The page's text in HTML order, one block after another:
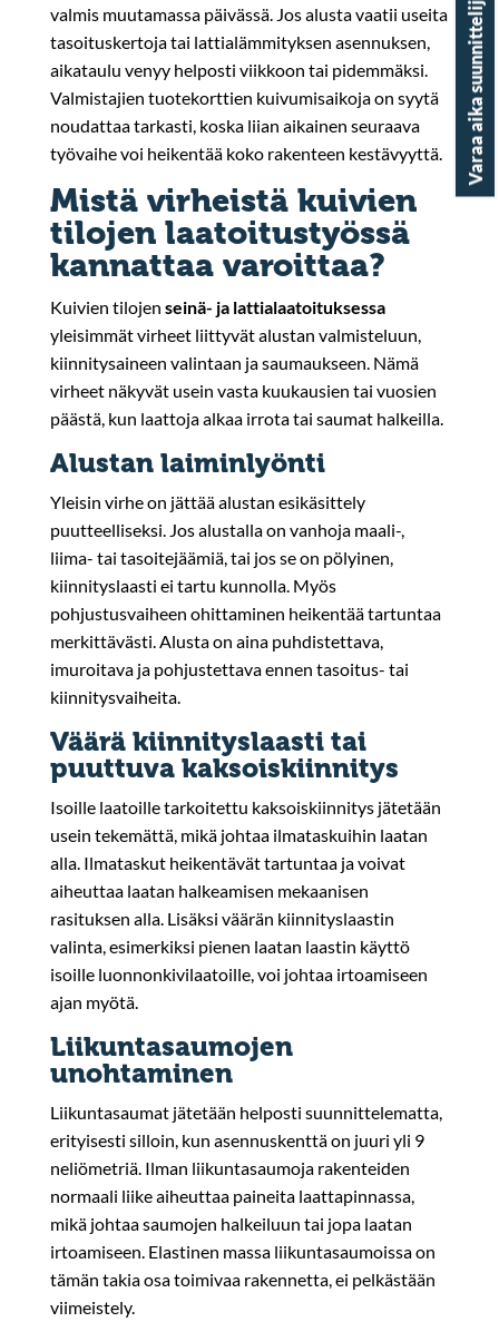
valmis muutamassa päivässä. Jos alusta vaatii useita
tasoituskertoja tai lattialämmityksen asennuksen,
aikataulu venyy helposti viikkoon tai pidemmäksi.
Valmistajien tuotekorttien kuivumisaikoja on syytä
noudattaa tarkasti, koska liian aikainen seuraava
työvaihe voi heikentää koko rakenteen kestävyyttä.
Mistä virheistä kuivien
tilojen laatoitustyössä
kannattaa varoittaa?
Kuivien tilojen seinä- ja lattialaatoituksessa
yleisimmät virheet liittyvät alustan valmisteluun,
kiinnitysaineen valintaan ja saumaukseen. Nämä
virheet näkyvät usein vasta kuukausien tai vuosien
päästä, kun laattoja alkaa irrota tai saumat halkeilla.
Alustan laiminlyönti
Yleisin virhe on jättää alustan esikäsittely
puutteelliseksi. Jos alustalla on vanhoja maali-,
liima- tai tasoitejäämiä, tai jos se on pölyinen,
kiinnityslaasti ei tartu kunnolla. Myös
pohjustusvaiheen ohittaminen heikentää tartuntaa
merkittävästi. Alusta on aina puhdistettava,
imuroitava ja pohjustettava ennen tasoitus- tai
kiinnitysvaiheita.
Väärä kiinnityslaasti tai
puuttuva kaksoiskiinnitys
Isoille laatoille tarkoitettu kaksoiskiinnitys jätetään
usein tekemättä, mikä johtaa ilmataskuihin laatan
alla. Ilmataskut heikentävät tartuntaa ja voivat
aiheuttaa laatan halkeamisen mekaanisen
rasituksen alla. Lisäksi väärän kiinnityslaastin
valinta, esimerkiksi pienen laatan laastin käyttö
isoille luonnonkivilaatoille, voi johtaa irtoamiseen
ajan myötä.
Liikuntasaumojen
unohtaminen
Liikuntasaumat jätetään helposti suunnittelematta,
erityisesti silloin, kun asennuskenttä on juuri yli 9
neliömetriä. Ilman liikuntasaumoja rakenteiden
normaali liike aiheuttaa paineita laattapinnassa,
mikä johtaa saumojen halkeiluun tai jopa laatan
irtoamiseen. Elastinen massa liikuntasaumoissa on
tämän takia osa toimivaa rakennetta, ei pelkästään
viimeistely.
Varaa aika suunnittelijalle